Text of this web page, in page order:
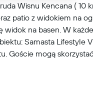
Wisnu Kencana ( 10
patio z widokiem na
widok na basen. W
Samasta Lifestyle
Goście mogą